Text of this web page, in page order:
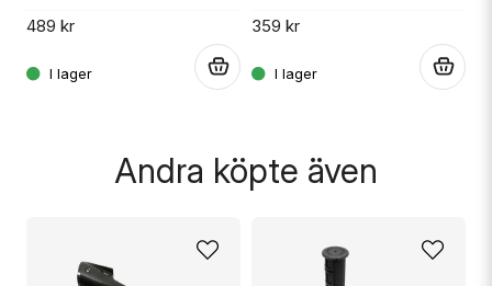
Skicka fråga
489 kr 359 kr
Andra köpte även